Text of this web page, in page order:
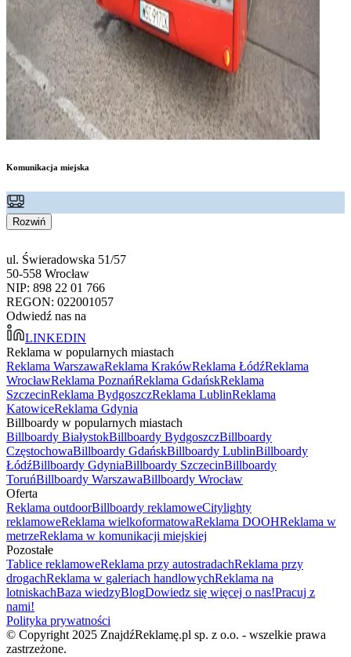
Komunikacja miejska
Rozwiń
ul. Świeradowska 51/57
50-558 Wrocław
NIP: 898 22 01 766
REGON: 022001057
Odwiedź nas na
LINKEDIN
Reklama w popularnych miastach
Reklama WarszawaReklama KrakówReklama ŁódźReklama
WrocławReklama PoznańReklama GdańskReklama
SzczecinReklama BydgoszczReklama LublinReklama
KatowiceReklama Gdynia
Billboardy w popularnych miastach
Billboardy BiałystokBillboardy BydgoszczBillboardy
CzęstochowaBillboardy GdańskBillboardy LublinBillboardy
ŁódźBillboardy GdyniaBillboardy SzczecinBillboardy
ToruńBillboardy WarszawaBillboardy Wrocław
Oferta
Reklama outdoorBillboardy reklamoweCitylighty
reklamoweReklama wielkoformatowaReklama DOOHReklama w
metrzeReklama w komunikacji miejskiej
Pozostałe
Tablice reklamoweReklama przy autostradachReklama przy
drogachReklama w galeriach handlowychReklama na
lotniskachBaza wiedzyBlogDowiedz się więcej o nas!Pracuj z
nami!
Polityka prywatności
© Copyright 2025 ZnajdźReklamę.pl sp. z o.o. - wszelkie prawa
zastrzeżone.